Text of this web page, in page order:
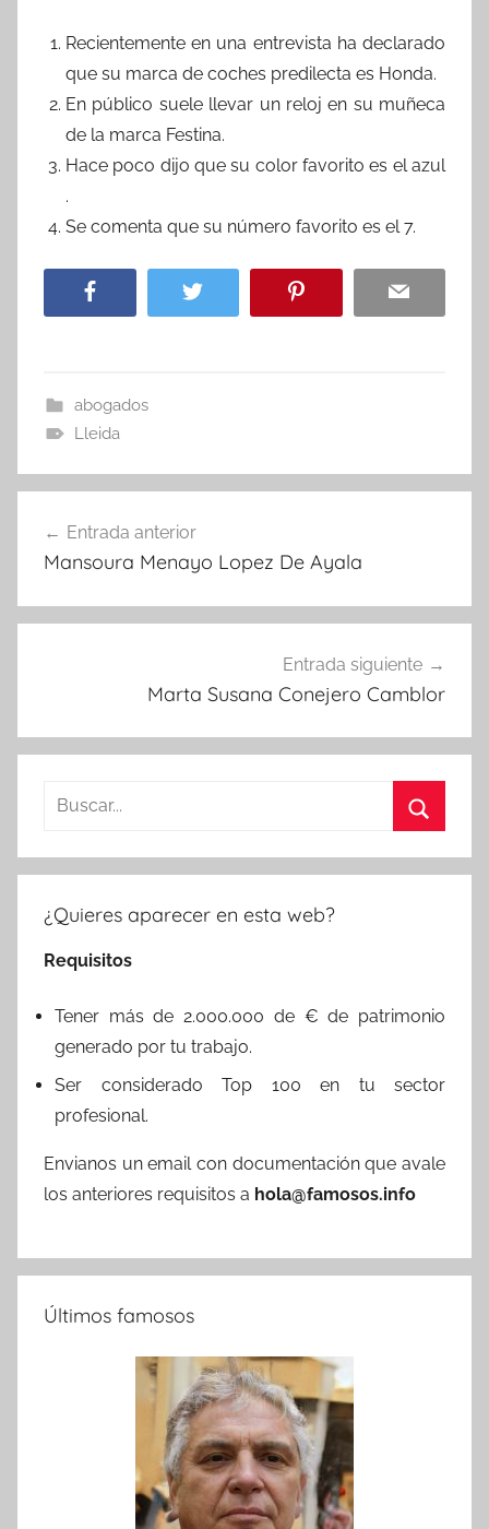
Recientemente en una entrevista ha declarado
que su marca de coches predilecta es Honda.
En público suele llevar un reloj en su muñeca
de la marca Festina.
Hace poco dijo que su color favorito es el azul
.
Se comenta que su número favorito es el 7.
abogados
Lleida
de
Entrada anterior
Mansoura Menayo Lopez De Ayala
Entrada siguiente
Marta Susana Conejero Camblor
Buscar:
¿Quieres aparecer en esta web?
Requisitos
Tener más de 2.000.000 de € de patrimonio
generado por tu trabajo.
Ser considerado Top 100 en tu sector
profesional.
Envianos un email con documentación que avale
los anteriores requisitos a hola@famosos.info
Últimos famosos